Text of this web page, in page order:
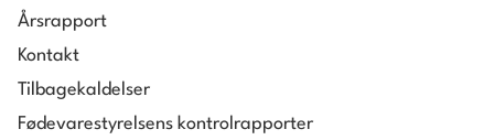
vejledningen for detaljer om de obligatoriske
FLAG-sektorer.
Via SME-ruten kan virksomheden hurtigt forpligte
sig til ambitiøse mål uden at skulle igennem den
Årsrapport
Kontakt
Tilbagekaldelser
Fødevarestyrelsens kontrolrapporter